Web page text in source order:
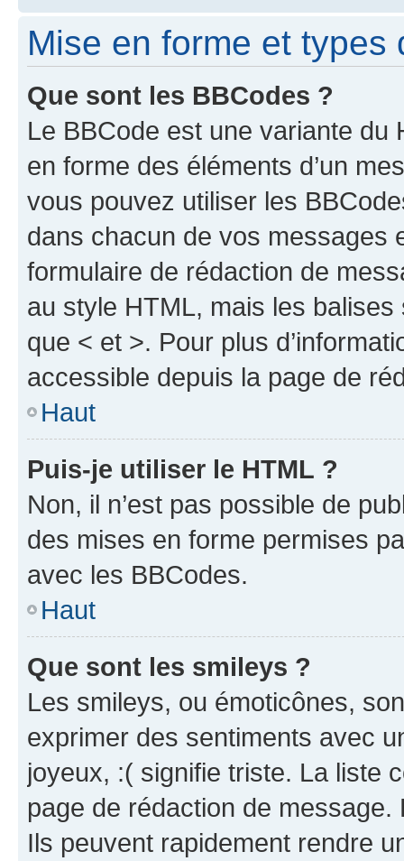
Mise en forme et types
Que sont les BBCodes ?
Le BBCode est une variante du
en forme des éléments d’un
vous pouvez utiliser les
dans chacun de vos messages
formulaire de rédaction de
au style HTML, mais les
que < et >. Pour plus
accessible depuis la page de
Haut
Puis-je utiliser le HTML ?
Non, il n’est pas possible de
des mises en forme permises
avec les BBCodes.
Haut
Que sont les smileys ?
Les smileys, ou émoticônes,
exprimer des sentiments avec
joyeux, :( signifie triste. La liste
page de rédaction de
Ils peuvent rapidement rendre